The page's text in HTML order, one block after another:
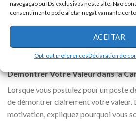
navegação ou IDs exclusivos neste site. Não
consentimento pode afetar negativamante
ACEITAR
Opt-out preferencesDéclaration de
Assistez à des salons de l’emploi
rejoindre des groupes de médias
communautés en ligne où les offres
Utiliser plusieurs stratégies de
vos chances de trouver des
Démontrer Votre Valeur dans la
Lorsque vous postulez pour un poste
de démontrer clairement votre valeur.
motivation, expliquez pourquoi vous